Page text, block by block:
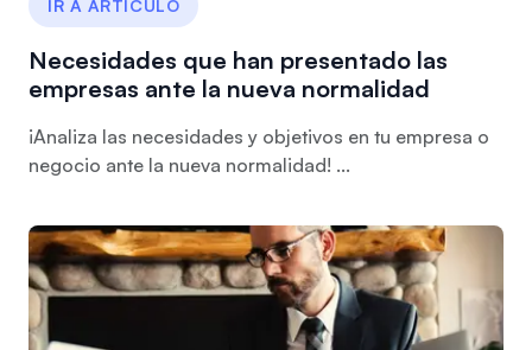
IR A ARTÍCULO
Necesidades que han presentado las
empresas ante la nueva normalidad
¡Analiza las necesidades y objetivos en tu empresa o
negocio ante la nueva normalidad! ...